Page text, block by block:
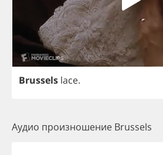
Brussels lace.
Аудио произношение Brussels